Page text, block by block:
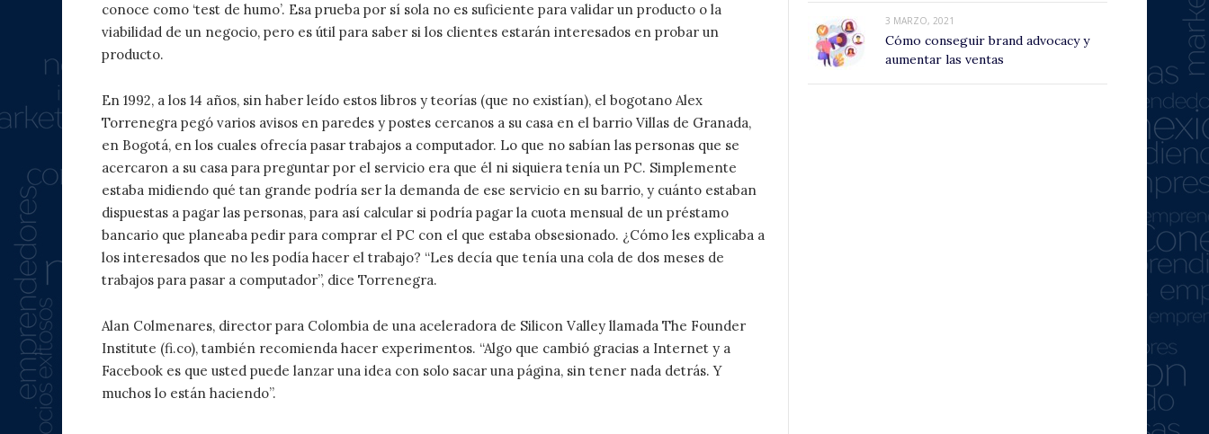
conoce como ‘test de humo’. Esa prueba por sí sola no es suficiente para validar un producto o la
viabilidad de un negocio, pero es útil para saber si los clientes estarán interesados en probar un
producto.
En 1992, a los 14 años, sin haber leído estos libros y teorías (que no existían), el bogotano Alex
Torrenegra pegó varios avisos en paredes y postes cercanos a su casa en el barrio Villas de Granada,
en Bogotá, en los cuales ofrecía pasar trabajos a computador. Lo que no sabían las personas que se
acercaron a su casa para preguntar por el servicio era que él ni siquiera tenía un PC. Simplemente
estaba midiendo qué tan grande podría ser la demanda de ese servicio en su barrio, y cuánto estaban
dispuestas a pagar las personas, para así calcular si podría pagar la cuota mensual de un préstamo
bancario que planeaba pedir para comprar el PC con el que estaba obsesionado. ¿Cómo les explicaba a
los interesados que no les podía hacer el trabajo? “Les decía que tenía una cola de dos meses de
trabajos para pasar a computador”, dice Torrenegra.
Alan Colmenares, director para Colombia de una aceleradora de Silicon Valley llamada The Founder
Institute (fi.co), también recomienda hacer experimentos. “Algo que cambió gracias a Internet y a
Facebook es que usted puede lanzar una idea con solo sacar una página, sin tener nada detrás. Y
muchos lo están haciendo”.
3 MARZO, 2021
Cómo conseguir brand advocacy y
aumentar las ventas